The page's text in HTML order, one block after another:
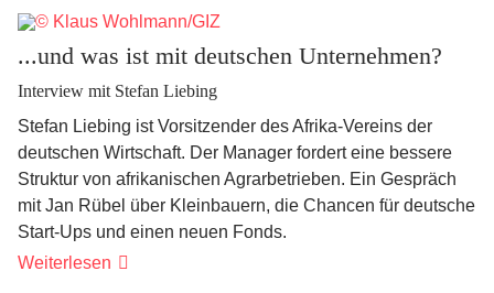
stößt
an
ihre
Grenzen"
...und was ist mit deutschen Unternehmen?
Interview mit Stefan Liebing
Stefan Liebing ist Vorsitzender des Afrika-Vereins der
deutschen Wirtschaft. Der Manager fordert eine bessere
Struktur von afrikanischen Agrarbetrieben. Ein Gespräch
mit Jan Rübel über Kleinbauern, die Chancen für deutsche
Start-Ups und einen neuen Fonds.
Weiterlesen ...und